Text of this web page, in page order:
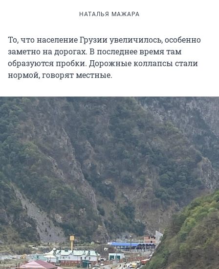
НАТАЛЬЯ МАЖАРА
То, что население Грузии увеличилось, особенно
заметно на дорогах. В последнее время там
образуются пробки. Дорожные коллапсы стали
нормой, говорят местные.